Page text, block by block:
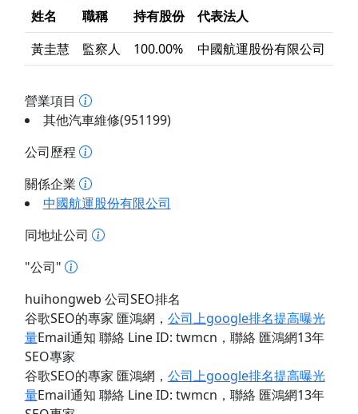
姓名
職稱 持有股份
代表法人
黃圭慧
監察人 100.00% 中國航運股份有限公司
營業項目
其他汽車維修(951199)
公司歷程
關係企業
中國航運股份有限公司
同地址公司
"公司"
huihongweb 公司SEO排名
谷歌SEO的專家 匯鴻網 ， 公司上google排名提高曝光
量Email通知 聯絡 Line ID: twmcn ，聯絡 匯鴻網13年
SEO專家
谷歌SEO的專家 匯鴻網 ， 公司上google排名提高曝光
量Email通知 聯絡 Line ID: twmcn ，聯絡 匯鴻網13年